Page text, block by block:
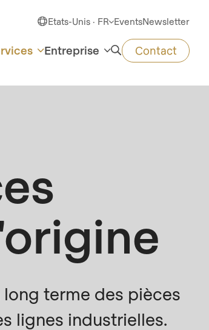
Etats-Unis · FR EventsNewsletter
Entreprise Contact
terme des pièces
lignes industrielles.